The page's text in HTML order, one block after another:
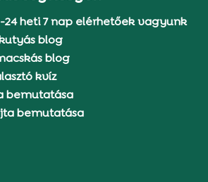
24 heti 7 nap elérhetőek vagyunk
blog
blog
kvíz
bemutatása
bemutatása